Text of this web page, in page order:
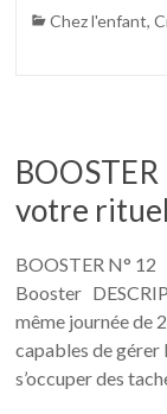
Chez l'enfant,
votre
BOOSTER N°
Booster
même journée de
capables de gérer
s’occuper des